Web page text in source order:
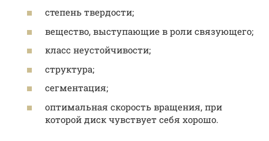
степень твердости;
вещество, выступающие в роли связующего;
класс неустойчивости;
структура;
сегментация;
оптимальная скорость вращения, при
которой диск чувствует себя хорошо.